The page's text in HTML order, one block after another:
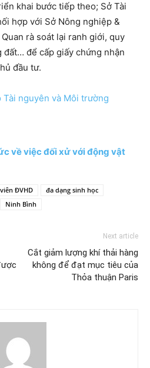
khai bước tiếp theo; Sở Tài
hợp với Sở Nông nghiệp &
rà soát lại ranh giới, quy
đất… để cấp giấy chứng nhận
đầu tư.
Tài nguyên và Môi trường
về việc đối xử với động vật
ĐVHD
đa dạng sinh học
Ninh Bình
Next article
Cắt giảm lượng khí thải hàng
không để đạt mục tiêu của
Thỏa thuận Paris